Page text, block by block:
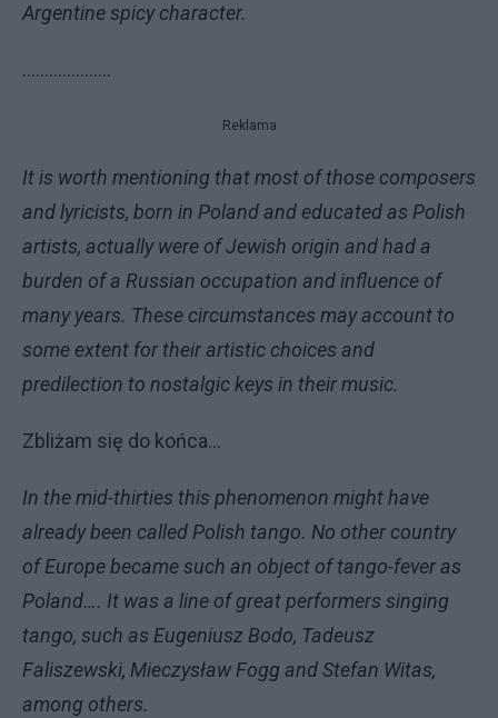
Argentine spicy character.
………………..
Reklama
It is worth mentioning that most of those composers
and lyricists, born in Poland and educated as Polish
artists, actually were of Jewish origin and had a
burden of a Russian occupation and influence of
many years. These circumstances may account to
some extent for their artistic choices and
predilection to nostalgic keys in their music.
Zbliżam się do końca…
In the mid-thirties this phenomenon might have
already been called Polish tango. No other country
of Europe became such an object of tango-fever as
Poland…. It was a line of great performers singing
tango, such as Eugeniusz Bodo, Tadeusz
Faliszewski, Mieczysław Fogg and Stefan Witas,
among others.